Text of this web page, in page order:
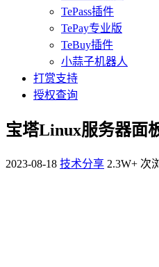
TePass插件
TePay专业版
TeBuy插件
小蒜子机器人
打赏支持
授权查询
宝塔Linux服务器面
2023-08-18 技术分享 2.3W+ 次